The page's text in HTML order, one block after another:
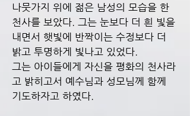
나뭇가지 위에 젊은 남성의 모습을 한
천사를 보았다. 그는 눈보다 더 흰 빛을
내면서 햇빛에 반짝이는 수정보다 더
밝고 투명하게 빛나고 있었다.
그는 아이들에게 자신을 평화의 천사라
고 밝히고서 예수님과 성모님께 함께
기도하자고 하였다.